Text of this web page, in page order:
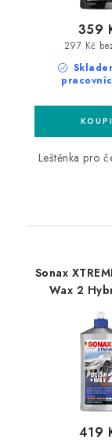
297 Kč
359
Leštěnka pro
Sonax
Wax 2
419